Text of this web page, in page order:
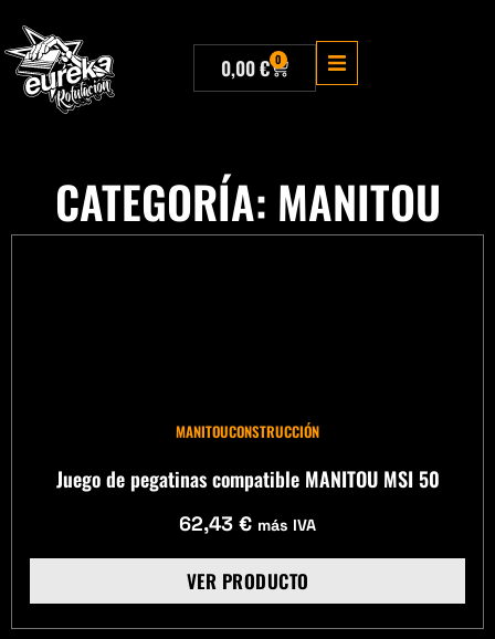
0,00€ 0
CATEGORÍA: MANITOU
MANITOUCONSTRUCCIÓN
Juego de pegatinas compatible MANITOU MSI 50
62,43 € más IVA
VER PRODUCTO